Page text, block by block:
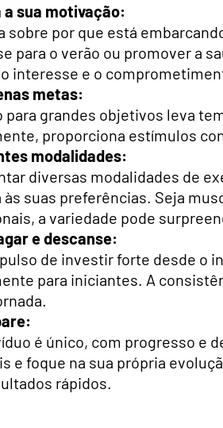
a sua motivação:
sobre por que está
para o verão ou promover a
interesse e o
metas:
para grandes objetivos leva
proporciona estímulos
modalidades:
diversas modalidades de
às suas preferências. Seja
a variedade pode
e descanse:
de investir forte desde o
para iniciantes. A
é único, com progresso e
e foque na sua própria
rápidos.